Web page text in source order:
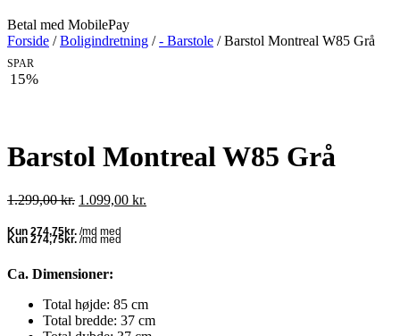
Betal med MobilePay
Forside /Boligindretning /- Barstole / Barstol Montreal W85 Grå
SPAR
15%
Barstol Montreal W85 Grå
1.299,00kr. Den
pris
var:
1.099,00 kr.
Ca. Dimensioner:
Total højde: 85 cm
Total bredde: 37 cm